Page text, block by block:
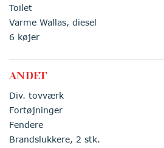
Toilet
Varme Wallas, diesel
6 køjer
ANDET
Div. tovværk
Fortøjninger
Fendere
Brandslukkere, 2 stk.